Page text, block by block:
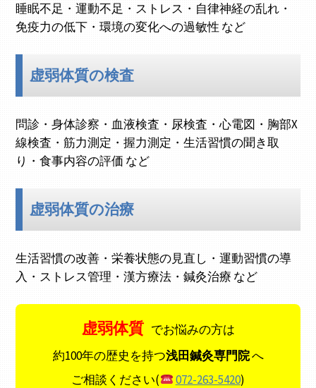
睡眠不足・運動不足・ストレス・自律神経の乱れ・
免疫力の低下・環境の変化への過敏性 など
虚弱体質の検査
問診・身体診察・血液検査・尿検査・心電図・胸部X
線検査・筋力測定・握力測定・生活習慣の聞き取
り・食事内容の評価 など
虚弱体質の治療
生活習慣の改善・栄養状態の見直し・運動習慣の導
入・ストレス管理・漢方療法・鍼灸治療 など
虚弱体質 でお悩みの方は
約100年の歴史を持つ浅田鍼灸専門院へ
ご相談ください(
072-263-5420)